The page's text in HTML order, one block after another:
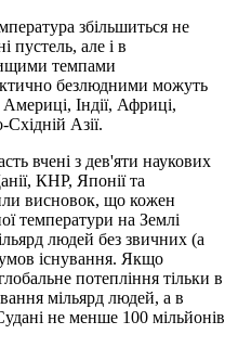
збільшиться не
пустель, але і в
темпами
безлюдними можуть
Індії, Африці,
Азії.
вчені з дев'яти наукових
КНР, Японії та
висновок, що кожен
температури на Землі
людей без звичних (а
існування. Якщо
потепління тільки в
мільярд людей, а в
не менше 100 мільйонів